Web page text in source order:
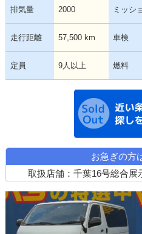
排気量 2000 ミッシ
走行距離 57,500 km 車検
定員 9人以上 燃料
お急ぎの方
取扱店舗：千葉16号総合展